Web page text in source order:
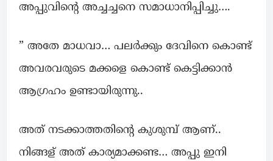
അപ്പുവിന്റെ അച്ചച്ചനെ സമാധാനിപ്പിച്ചു….
” അതേ മാധവാ… പലർക്കും ദേവിനെ കൊണ്ട്
അവരവരുടെ മക്കളെ കൊണ്ട് കെട്ടിക്കാൻ
ആഗ്രഹം ഉണ്ടായിരുന്നു..
അത് നടക്കാത്തതിന്റെ കുശുമ്പ് ആണ്..
നിങ്ങള് അത് കാര്യമാക്കണ്ട… അപ്പു ഇനി